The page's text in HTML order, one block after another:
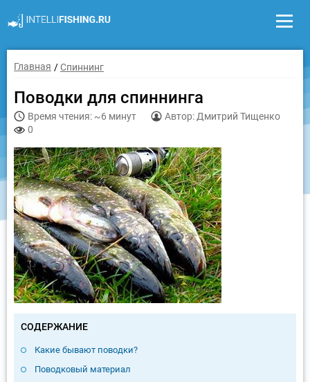
Главная Спиннинг
Поводки для спиннинга
Время чтения: ~6 минут
Автор: Дмитрий Тищенко
0
СОДЕРЖАНИЕ
Какие бывают поводки?
Поводковый материал